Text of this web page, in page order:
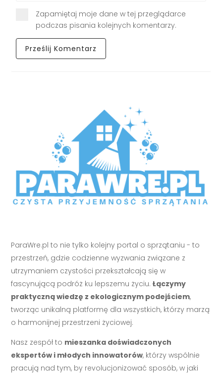
Zapamiętaj moje dane w tej przeglądarce
podczas pisania kolejnych komentarzy.
ParaWre.pl to nie tylko kolejny portal o sprzątaniu - to
przestrzeń, gdzie codzienne wyzwania związane z
utrzymaniem czystości przekształcają się w
fascynującą podróż ku lepszemu życiu.Łączymy
praktyczną wiedzę z ekologicznym podejściem,
tworząc unikalną platformę dla wszystkich, którzy marzą
o harmonijnej przestrzeni życiowej.
Nasz zespół to mieszanka doświadczonych
ekspertów i młodych innowatorów, którzy wspólnie
pracują nad tym, by revolucjonizować sposób, w jaki